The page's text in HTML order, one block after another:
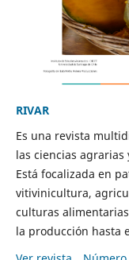
RIVAR
Es una revista
las ciencias agrarias
Está focalizada en
vitivinicultura,
culturas
la producción hasta